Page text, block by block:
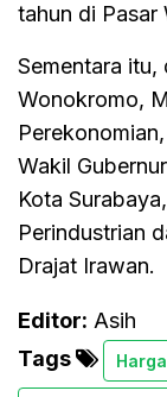
tahun di Pasar
Sementara itu,
Wonokromo,
Wakil
Kota
Perindustrian
Drajat Irawan.
Editor: Asih
Tags